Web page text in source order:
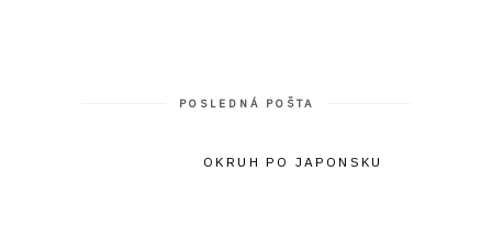
POSLEDNÁ POŠTA
OKRUH PO JAPONSKU